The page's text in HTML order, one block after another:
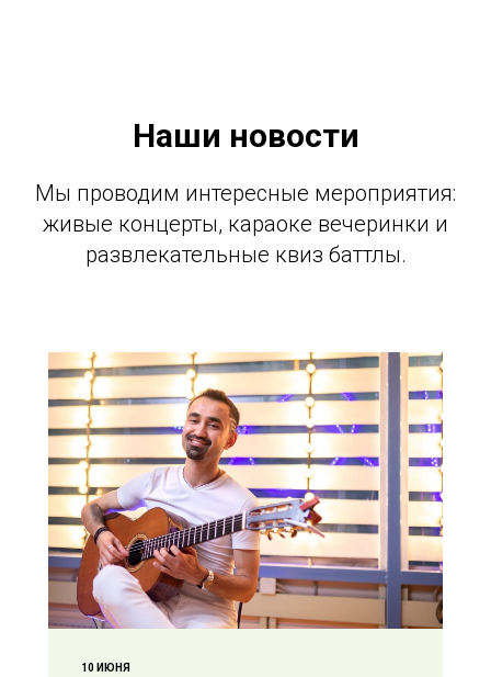
Наши новости
Мы проводим интересные мероприятия:
живые концерты, караоке вечеринки и
развлекательные квиз баттлы.
10 ИЮНЯ